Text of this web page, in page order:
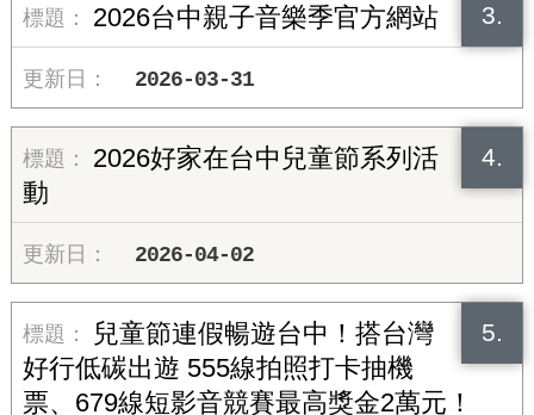
3.
2026台中親子音樂季官方網站
2026-03-31
4.
2026好家在台中兒童節系列活
動
2026-04-02
5.
兒童節連假暢遊台中！搭台灣
好行低碳出遊 555線拍照打卡抽機
票、679線短影音競賽最高獎金2萬元！